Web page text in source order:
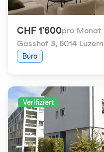
CHF 1'600pro Monat
Gasshof 3, 6014 Luzern
Büro
Verifiziert